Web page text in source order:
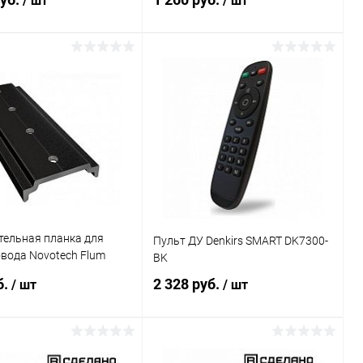
в 1 клик
В наличии
В корзину
Купить в 1 клик
В избранное
планка для
Novotech Flum
/ шт
В корзину
Пульт ДУ Denkirs SMART DK7300-
BK
2 328 руб./ шт
В корзину